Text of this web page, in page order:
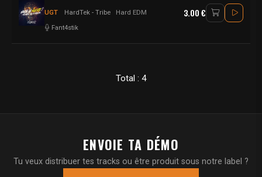
UGT HardTek - Tribe Hard EDM
Fant4stik
3.00 €
Total : 4
ENVOIE TA DÉMO
Tu veux distribuer tes tracks ou être produit sous notre label ?